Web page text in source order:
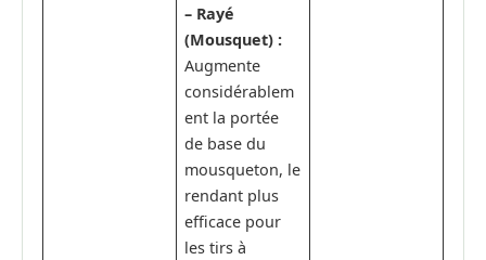
– Rayé
(Mousquet) :
Augmente
considérablem
ent la portée
de base du
mousqueton, le
rendant plus
efficace pour
les tirs à